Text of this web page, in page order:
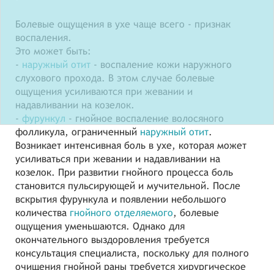
Болевые ощущения в ухе чаще всего - признак
воспаления.
Это может быть:
- наружный отит - воспаление кожи наружного
слухового прохода. В этом случае болевые
ощущения усиливаются при жевании и
надавливании на козелок.
- фурункул - гнойное воспаление волосяного
фолликула, ограниченный наружный отит.
Возникает интенсивная боль в ухе, которая может
усиливаться при жевании и надавливании на
козелок. При развитии гнойного процесса боль
становится пульсирующей и мучительной. После
вскрытия фурункула и появлении небольшого
количества гнойного отделяемого, болевые
ощущения уменьшаются. Однако для
окончательного выздоровления требуется
консультация специалиста, поскольку для полного
очищения гнойной раны требуется хирургическое